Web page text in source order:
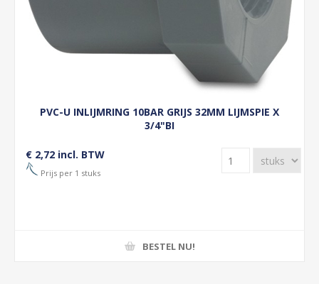
PVC-U INLIJMRING 10BAR GRIJS 32MM LIJMSPIE X
3/4"BI
€ 2,72 incl. BTW
Prijs per 1 stuks
BESTEL NU!